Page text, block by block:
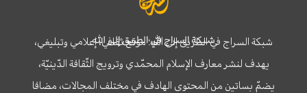
شبكة السراج في الطريق إلى الله
شبكة السراج في الطريق إلى الله؛ موقع ثقافي، إعلامي وتبليغي،
يهدف لنشر معارف الإسلام المحمّدي وترويج الثّقافة الدّينيّة،
يضمّ بساتين من المحتوى الهادف في مختلف المجالات، مضافا